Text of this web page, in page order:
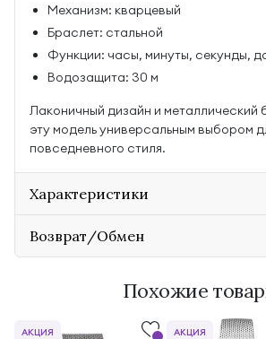
Механизм: кварцевый
Браслет: стальной
Функции: часы, минуты, секунды,
Водозащита: 30 м
Лаконичный дизайн и металлический
эту модель универсальным выбором
повседневного стиля.
Характеристики
Возврат/Обмен
Похожие
АКЦИЯ АКЦИЯ